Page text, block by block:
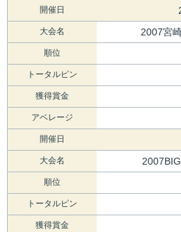
開催日
大会名 2007宮
順位
トータルピン
獲得賞金
アベレージ
開催日
大会名
順位
トータルピン
獲得賞金